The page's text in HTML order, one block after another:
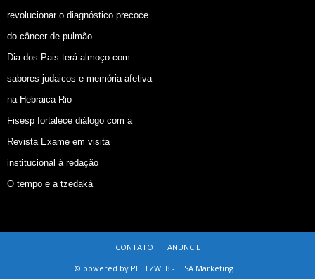
revolucionar o diagnóstico precoce
do câncer de pulmão
Dia dos Pais terá almoço com
sabores judaicos e memória afetiva
na Hebraica Rio
Fisesp fortalece diálogo com a
Revista Exame em visita
institucional à redação
O tempo e a tzedaká
CONTATO
ANUNCIE
© powered by PLETZWEB -
SA Marketing